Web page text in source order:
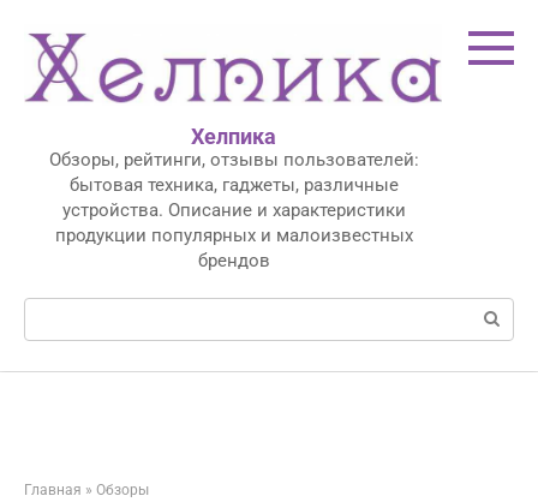
контенту
Хелпика
Обзоры, рейтинги, отзывы пользователей:
бытовая техника, гаджеты, различные
устройства. Описание и характеристики
продукции популярных и малоизвестных
брендов
Поиск:
Главная » Обзоры